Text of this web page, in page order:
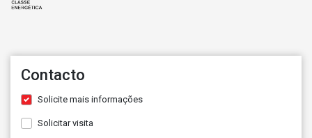
Contacto
Solicite mais informações
Solicitar visita